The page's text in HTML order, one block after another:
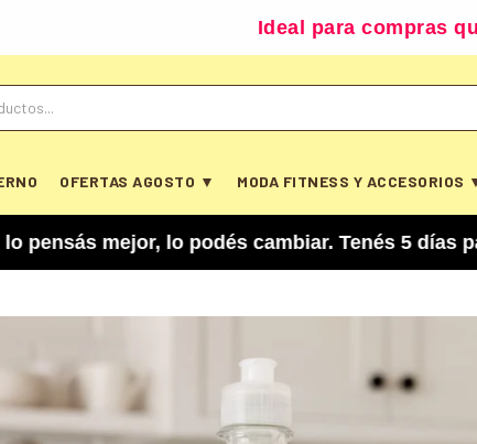
Ideal para compras
OFERTAS AGOSTO ▼ MODA FITNESS Y ACCESORIOS
lo podés cambiar. Tenés 5 días para